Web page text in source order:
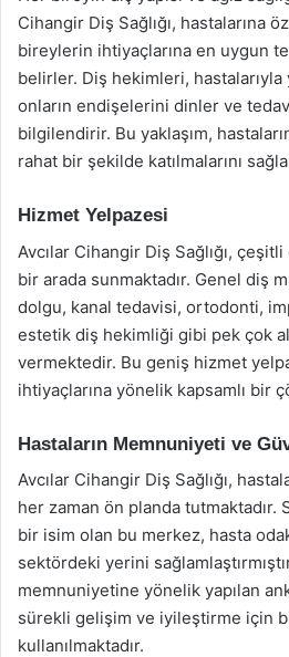
Cihangir Diş Sağlığı, hastalarına
bireylerin ihtiyaçlarına en uygun
belirler. Diş hekimleri, hastalarıyla
onların endişelerini dinler ve
bilgilendirir. Bu yaklaşım,
rahat bir şekilde katılmalarını
Hizmet Yelpazesi
Avcılar Cihangir Diş Sağlığı,
bir arada sunmaktadır. Genel diş
dolgu, kanal tedavisi, ortodonti,
estetik diş hekimliği gibi pek çok
vermektedir. Bu geniş hizmet
ihtiyaçlarına yönelik kapsamlı bir
Hastaların Memnuniyeti ve
Avcılar Cihangir Diş Sağlığı,
her zaman ön planda tutmaktadır.
bir isim olan bu merkez, hasta
sektördeki yerini
memnuniyetine yönelik yapılan
sürekli gelişim ve iyileştirme için
kullanılmaktadır.